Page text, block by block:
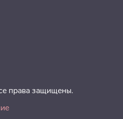
права защищены.